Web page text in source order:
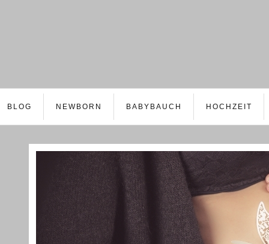
BLOG NEWBORN BABYBAUCH HOCHZEIT